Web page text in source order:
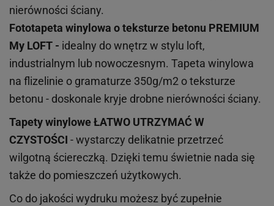
nierówności ściany.
Fototapeta winylowa oteksturze betonu PREMIUM
My LOFT - idealny do wnętrz w stylu loft,
industrialnym lub nowoczesnym. Tapeta winylowa
na flizelinie o gramaturze 350g/m2 o teksturze
betonu - doskonale kryje drobne nierówności ściany.
Tapety winyloweŁATWO UTRZYMAĆ W
CZYSTOŚCI - wystarczy delikatnie przetrzeć
wilgotną ściereczką. Dzięki temu świetnie nada się
także do pomieszczeń użytkowych.
Co do jakości wydruku możesz być zupełnie